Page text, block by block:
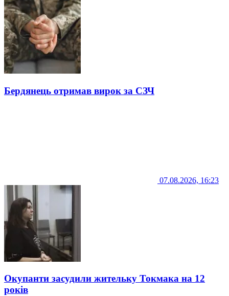
Бердянець отримав вирок за СЗЧ
07.08.2026, 16:23
Окупанти засудили жительку Токмака на 12
років